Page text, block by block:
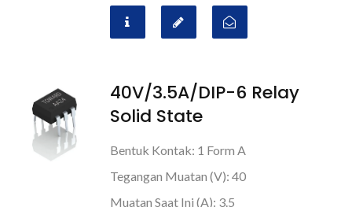
40V/3.5A/DIP-6 Relay
Solid State
Bentuk Kontak: 1 Form A
Tegangan Muatan (V): 40
Muatan Saat Ini (A): 3.5